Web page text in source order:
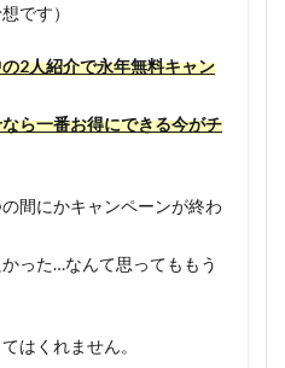
です）
2人紹介で永年無料キャン
ら一番お得にできる今がチ
間にかキャンペーンが終わ
った…なんて思ってももう
はくれません。